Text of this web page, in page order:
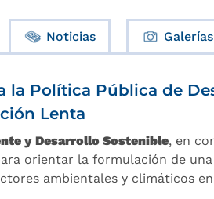
Noticias Galerías
la Política Pública de
Lenta
y Desarrollo Sostenible, en
orientar la formulación de
ambientales y climáticos